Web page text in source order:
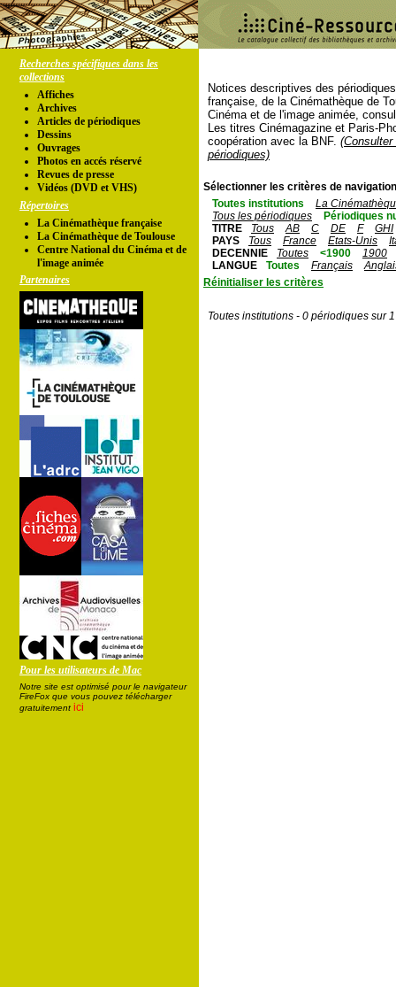
Recherches spécifiques dans les
collections
Affiches
Archives
Articles de périodiques
Dessins
Ouvrages
Photos en accés réservé
Revues de presse
Vidéos (DVD et VHS)
Répertoires
La Cinémathèque française
La Cinémathèque de Toulouse
Centre National du Cinéma et de
l'image animée
Partenaires
Pour les utilisateurs de Mac
Notre site est optimisé pour le navigateur
FireFox que vous pouvez télécharger
gratuitement ici
Notices descriptives des
française, de la Cinémathèque de
Cinéma et de l'image animée,
Les titres Cinémagazine et Paris-
coopération avec la BNF.
périodiques)
Sélectionner les critères de
Toutes institutions
La
Tous les périodiques
Périodiques
TITRE
Tous AB C DE F
GHI
PAYS
Tous France Etats-Unis
DECENNIE
Toutes <1900
1900
LANGUE
Toutes Français
Réinitialiser les critères
Toutes institutions - 0 périodiques sur